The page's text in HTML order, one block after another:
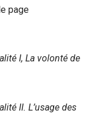
page
I, La volonté de
II. L’usage des